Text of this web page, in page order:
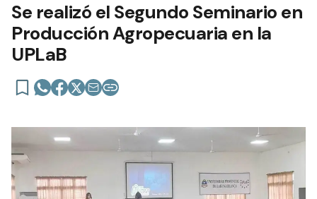
Se realizó el Segundo Seminario en
Producción Agropecuaria en la
UPLaB